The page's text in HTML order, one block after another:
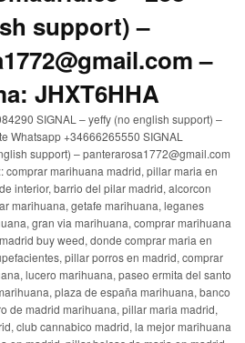
support) –
–
JHXT6HHA
SIGNAL – yeffy (no english support) –
Whatsapp +34666265550 SIGNAL
support) – panterarosa1772@gmail.com
marihuana madrid, pillar maria en
interior, barrio del pilar madrid, alcorcon
marihuana, getafe marihuana, leganes
gran via marihuana, comprar marihuana
buy weed, donde comprar maria en
pillar porros en madrid, comprar
lucero marihuana, paseo ermita del santo
plaza de españa marihuana, banco
de madrid marihuana, pillar maria madrid,
club cannabico madrid, la mejor marihuana